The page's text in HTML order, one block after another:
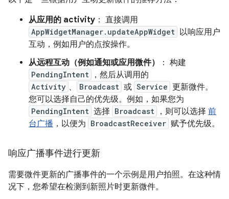
从应用的 activity ： 直接调用
AppWidgetManager.updateAppWidget 以响应用户
互动，例如用户的点按操作。
从远程互动（例如通知或应用微件）
： 构建
PendingIntent ，然后从调用的
Activity 、 Broadcast 或 Service 更新微件。
您可以选择自己的优先级。例如，如果您为
PendingIntent 选择 Broadcast ，则可以选择 前
台广播 ，以便为 BroadcastReceiver 赋予优先级。
响应广播事件进行更新
需要微件更新的广播事件的一个示例是用户拍照。在这种情
况下，您希望在检测到新照片时更新微件。